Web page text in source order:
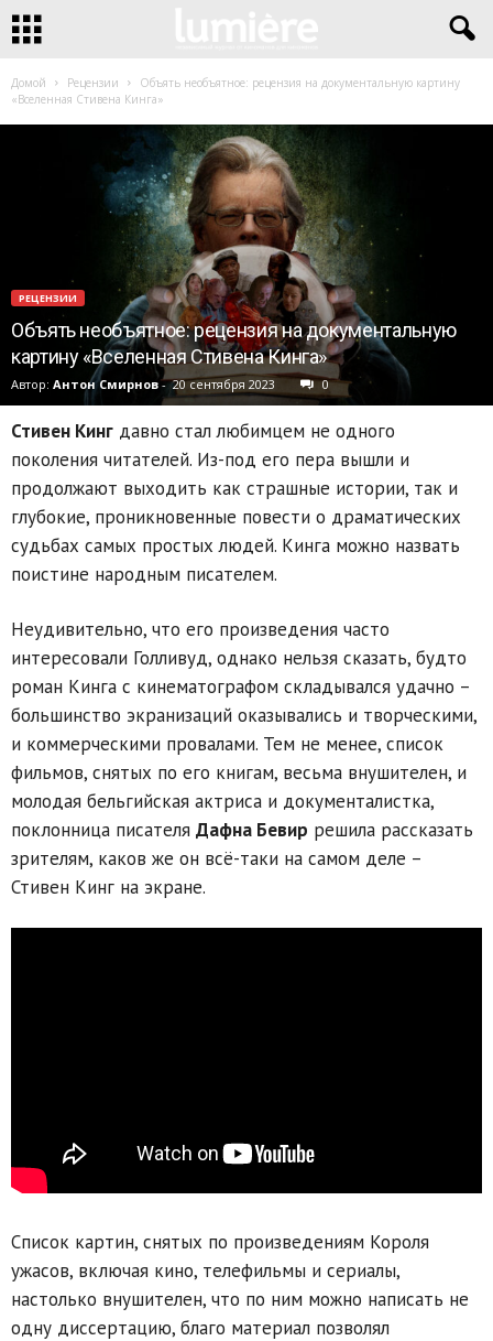
Домой Рецензии
Объять необъятное: рецензия на документальную картину
«Вселенная Стивена Кинга»
РЕЦЕНЗИИ
Объять необъятное: рецензия на документальную
картину «Вселенная Стивена Кинга»
Автор: Антон Смирнов- 20 сентября 2023 0
Стивен Кинг давно стал любимцем не одного
поколения читателей. Из-под его пера вышли и
продолжают выходить как страшные истории, так и
глубокие, проникновенные повести о драматических
судьбах самых простых людей. Кинга можно назвать
поистине народным писателем.
Неудивительно, что его произведения часто
интересовали Голливуд, однако нельзя сказать, будто
роман Кинга с кинематографом складывался удачно –
большинство экранизаций оказывались и творческими,
и коммерческими провалами. Тем не менее, список
фильмов, снятых по его книгам, весьма внушителен, и
молодая бельгийская актриса и документалистка,
поклонница писателя Дафна Бевир решила рассказать
зрителям, каков же он всё-таки на самом деле –
Стивен Кинг на экране.
Список картин, снятых по произведениям Короля
ужасов, включая кино, телефильмы и сериалы,
настолько внушителен, что по ним можно написать не
одну диссертацию, благо материал позволял